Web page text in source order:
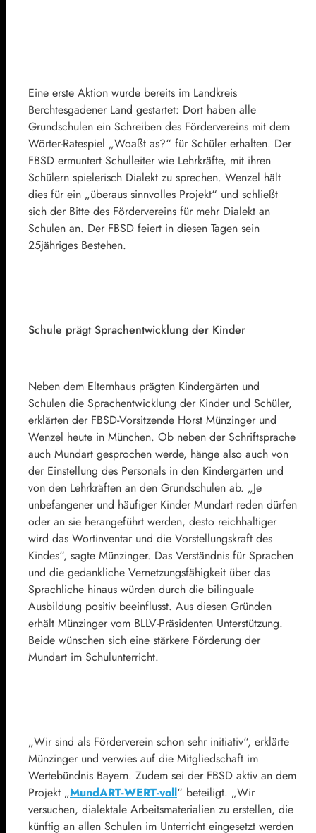
Eine erste Aktion wurde bereits im Landkreis
Berchtesgadener Land gestartet: Dort haben alle
Grundschulen ein Schreiben des Fördervereins mit dem
Wörter-Ratespiel „Woaßt as?“ für Schüler erhalten. Der
FBSD ermuntert Schulleiter wie Lehrkräfte, mit ihren
Schülern spielerisch Dialekt zu sprechen. Wenzel hält
dies für ein „überaus sinnvolles Projekt“ und schließt
sich der Bitte des Fördervereins für mehr Dialekt an
Schulen an. Der FBSD feiert in diesen Tagen sein
25jähriges Bestehen.
Schule prägt Sprachentwicklung der Kinder
Neben dem Elternhaus prägten Kindergärten und
Schulen die Sprachentwicklung der Kinder und Schüler,
erklärten der FBSD-Vorsitzende Horst Münzinger und
Wenzel heute in München. Ob neben der Schriftsprache
auch Mundart gesprochen werde, hänge also auch von
der Einstellung des Personals in den Kindergärten und
von den Lehrkräften an den Grundschulen ab. „Je
unbefangener und häufiger Kinder Mundart reden dürfen
oder an sie herangeführt werden, desto reichhaltiger
wird das Wortinventar und die Vorstellungskraft des
Kindes“, sagte Münzinger. Das Verständnis für Sprachen
und die gedankliche Vernetzungsfähigkeit über das
Sprachliche hinaus würden durch die bilinguale
Ausbildung positiv beeinflusst. Aus diesen Gründen
erhält Münzinger vom BLLV-Präsidenten Unterstützung.
Beide wünschen sich eine stärkere Förderung der
Mundart im Schulunterricht.
„Wir sind als Förderverein schon sehr initiativ“, erklärte
Münzinger und verwies auf die Mitgliedschaft im
Wertebündnis Bayern. Zudem sei der FBSD aktiv an dem
Projekt „MundART-WERT-voll“ beteiligt. „Wir
versuchen, dialektale Arbeitsmaterialien zu erstellen, die
künftig an allen Schulen im Unterricht eingesetzt werden